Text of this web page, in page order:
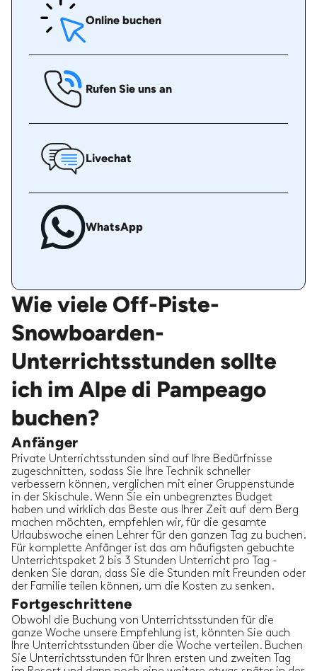
Online buchen
Rufen Sie uns an
Livechat
WhatsApp
Wie viele Off-Piste-
Snowboarden-
Unterrichtsstunden sollte
ich im Alpe di Pampeago
buchen?
Anfänger
Private Unterrichtsstunden sind auf Ihre Bedürfnisse
zugeschnitten, sodass Sie Ihre Technik schneller
verbessern können, verglichen mit einer Gruppenstunde
in der Skischule. Wenn Sie ein unbegrenztes Budget
haben und wirklich das Beste aus Ihrer Zeit auf dem Berg
machen möchten, empfehlen wir, für die gesamte
Urlaubswoche einen Lehrer für den ganzen Tag zu buchen.
Für komplette Anfänger ist das am häufigsten gebuchte
Unterrichtspaket 2 bis 3 Stunden Unterricht pro Tag -
denken Sie daran, dass Sie die Stunden mit Freunden oder
der Familie teilen können, um die Kosten zu senken.
Fortgeschrittene
Obwohl die Buchung von Unterrichtsstunden für die
ganze Woche unsere Empfehlung ist, könnten Sie auch
Ihre Unterrichtsstunden über die Woche verteilen. Buchen
Sie Unterrichtsstunden für Ihren ersten und zweiten Tag